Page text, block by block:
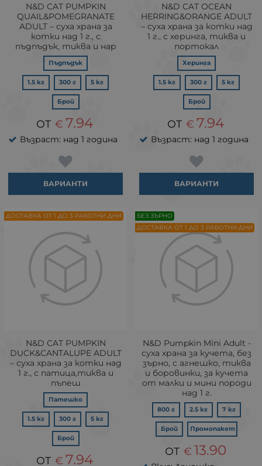
N&D CAT PUMPKIN
QUAIL&POMEGRANATE
ADULT – суха храна за
котки над 1 г., с
пъдпъдък, тиква и нар
Пъдпъдък
1.5 кг 300 г 5 кг
Брой
7.94
€
Възраст: над 1 година
ВАРИАНТИ
N&D CAT OCEAN
HERRING&ORANGE ADULT
– суха храна за котки над
1 г., с херинга, тиква и
портокал
Херинга
1.5 кг 300 г 5 кг
Брой
7.94
€
Възраст: над 1 година
ВАРИАНТИ
N&D CAT PUMPKIN
DUCK&CANTALUPE ADULT
– суха храна за котки над
1 г., с патица,тиква и
пъпеш
Патешко
1.5 кг 300 г 5 кг
Брой
7.94
€
ДОСТАВКА ОТ 1 ДО 3 РАБОТНИ ДНИ
N&D Pumpkin Mini Adult -
суха храна за кучета, без
зърно, с агнешко, тиква
и боровинки, за кучета
от малки и мини породи
над 1 г.
800 г 2.5 кг 7 кг
Брой Промопакет
13.90
€
БЕЗ ЗЪРНО
ДОСТАВКА ОТ 1 ДО 3 РАБОТНИ ДНИ